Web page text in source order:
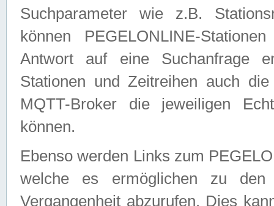
Suchparameter wie z.B.
können PEGELONLINE-
Antwort auf eine Suchanfrage
Stationen und Zeitreihen auch
MQTT-Broker die jeweiligen
können.
Ebenso werden Links zum
welche es ermöglichen zu den
Vergangenheit abzurufen. Dies